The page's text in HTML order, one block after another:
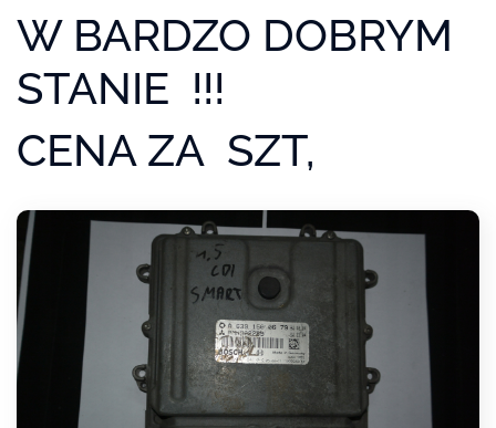
W BARDZO DOBRYM
STANIE !!!
CENA ZA SZT,